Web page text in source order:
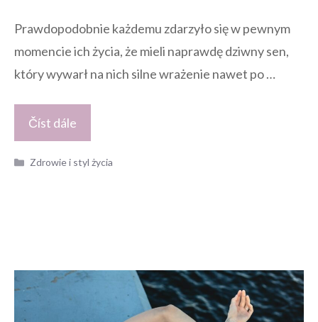
Prawdopodobnie każdemu zdarzyło się w pewnym
momencie ich życia, że mieli naprawdę dziwny sen,
który wywarł na nich silne wrażenie nawet po …
Číst dále
Kategorie
Zdrowie i styl życia